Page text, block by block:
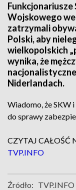
Wojskowego we
zatrzymali
Polski, aby
wielkopolskich
wynika, że
Niderlandach.
Wiadomo, że SKW
do sprawy
CZYTAJ CAŁOŚĆ
TVP.INFO
Źródło: TVP.INFO